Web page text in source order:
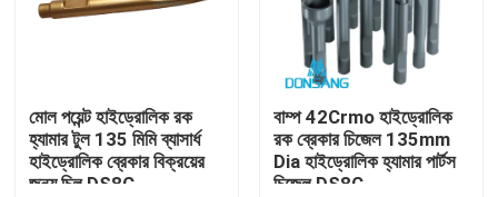
মোল পয়েন্ট হাইড্রোলিক রক
হ্যামার টুল 135 মিমি ব্যাসার্ধ
হাইড্রোলিক ব্রেকার বিক্রয়ের
জন্য চিল DS8C
বাম্প 42Crmo হাইড্রোলিক
রক ব্রেকার চিজেল 135mm
Dia হাইড্রোলিক হ্যামার পার্টস
চিজেল DS8C